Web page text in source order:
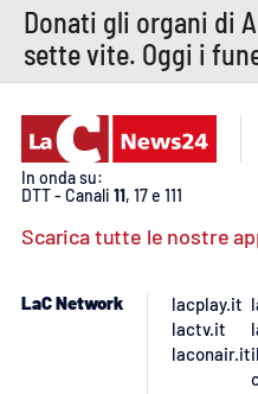
LA
CALABRIAVISIONE
Destinazioni
Eventi
Food
Storie
Donati gli organi di
sette vite. Oggi i
In onda su:
DTT - Canali 11, 17 e 111
Scarica tutte le nostre
LaC Network
lacplay.it
lactv.it
laconair.it